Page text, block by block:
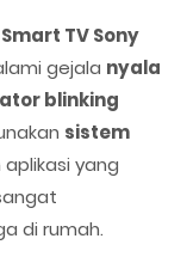
Smart TV Sony
gejala nyala
blinking
sistem
yang
di rumah.